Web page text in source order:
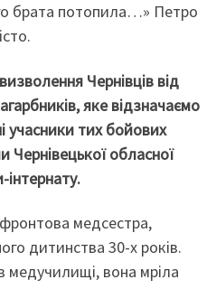
брата потопила…» Петро
Чернівців від
яке відзначаємо
учасники тих бойових
Чернівецької обласної
інтернату.
фронтова медсестра,
дитинства 30-х років.
медучилищі, вона мріла